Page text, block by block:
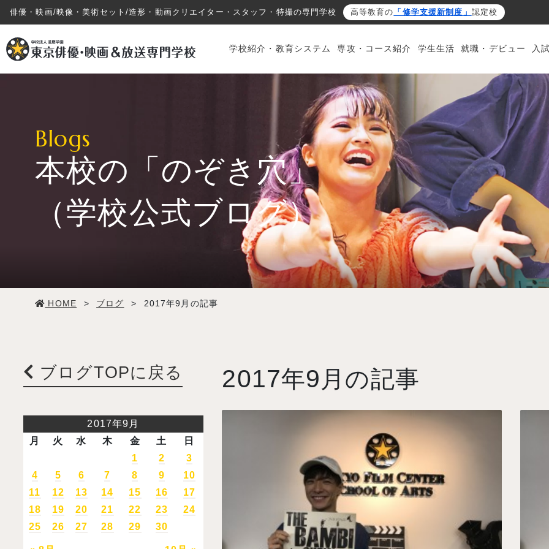
俳優・映画/映像・美術セット/造形・動画クリエイター・スタッフ・特撮の専門学校 高等教育の 「修学支援新制度」 認定校
学校紹介・教育システム 専攻・コース紹介 学生生活 就職・デビュー 入
専攻・コース紹介
オープンキャンパス
訪問者別メニュー
Blogs
本校の「のぞき穴」
（学校公式ブログ）
HOME > ブログ > 2017年9月の記事
2017年9 月の記事
ブログTOPに戻る
2017年9月
月
火 水 木 金 土 日
1 2
3
4
5 6 7 8 9
10
11
12 13 14 15 16
17
18
19 20 21 22 23
24
25
26 27 28 29 30